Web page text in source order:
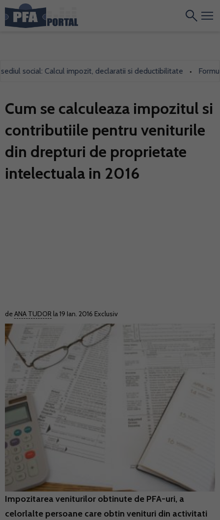
social: Calcul impozit, declaratii si deductibilitate •
Cum se calculeaza impozitul si
contributiile pentru veniturile
din drepturi de proprietate
intelectuala in 2016
deANA TUDOR la 19 Ian. 2016 Exclusiv
Impozitarea veniturilor obtinute de PFA-uri, a
celorlalte persoane care obtin venituri din activitati